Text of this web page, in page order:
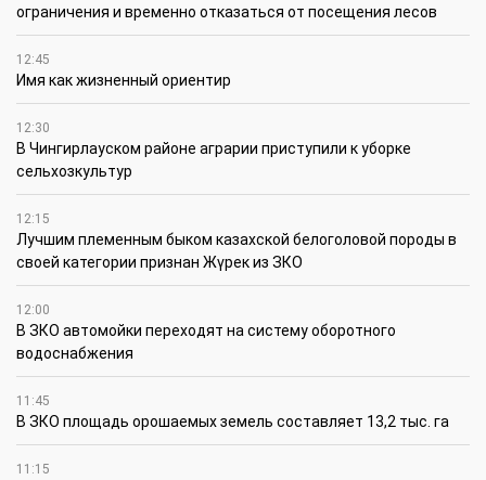
ограничения и временно отказаться от посещения лесов
12:45
Имя как жизненный ориентир
12:30
В Чингирлауском районе аграрии приступили к уборке
сельхозкультур
12:15
Лучшим племенным быком казахской белоголовой породы в
своей категории признан Жүрек из ЗКО
12:00
В ЗКО автомойки переходят на систему оборотного
водоснабжения
11:45
В ЗКО площадь орошаемых земель составляет 13,2 тыс. га
11:15